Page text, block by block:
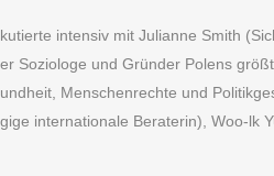
intensiv mit Julianne Smith
Soziologe und Gründer Polens
Menschenrechte und
internationale Beraterin), Woo-lk